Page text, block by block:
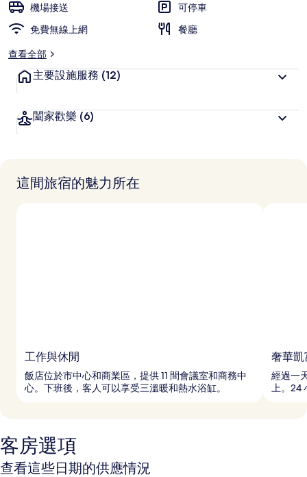
機場接送
可停車
免費無線上網
餐廳
查看全部
主要設施服務 (12)
闔家歡樂 (6)
這間旅宿的魅力所在
工作與休閒
飯店位於市中心和商業區，提供 11 間會議室和商務中
心。下班後，客人可以享受三溫暖和熱水浴缸。
奢華凱
經過一
上。
客房選項
查看這些日期的供應情況